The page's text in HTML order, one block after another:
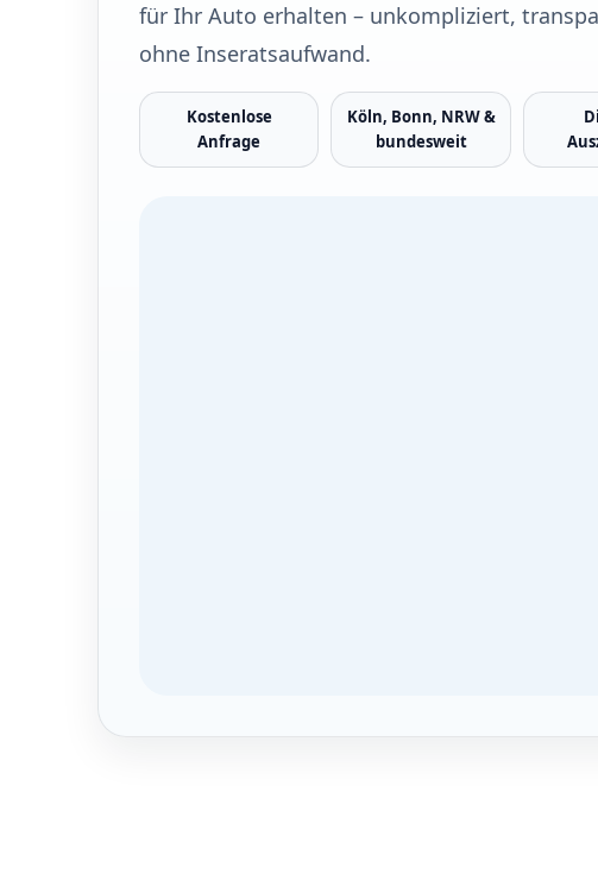
für Ihr Auto erhalten – unkompliziert,
ohne Inseratsaufwand.
Kostenlose
Anfrage
Köln, Bonn, NRW &
bundesweit